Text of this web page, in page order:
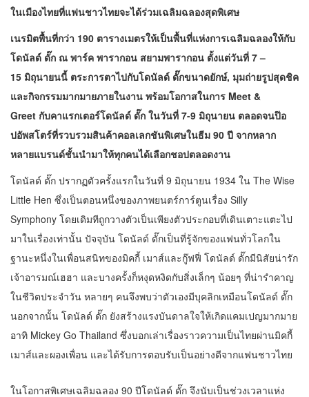
ในเมืองไทยที่แฟนชาวไทยจะได้ร่วมเฉลิมฉลองสุดพิเศษ
เนรมิตพื้นที่กว่า 190 ตารางเมตรให้เป็นพื้นที่แห่งการเฉลิมฉลองให้กับ
โดนัลด์ ดั๊ก ณ พาร์ค พารากอน สยามพารากอน ตั้งแต่วันที่ 7 –
15 มิถุนายนนี้ ตระการตาไปกับโดนัลด์ ดั๊กขนาดยักษ์, มุมถ่ายรูปสุดชิค
และกิจกรรมมากมายภายในงาน พร้อมโอกาสในการ Meet &
Greet กับคาแรกเตอร์โดนัลด์ ดั๊ก ในวันที่ 7-9 มิถุนายน ตลอดจนป๊อ
ปอัพสโตร์ที่รวบรวมสินค้าคอลเลกชันพิเศษในธีม 90 ปี จากหลาก
หลายแบรนด์ชั้นนำมาให้ทุกคนได้เลือกชอปตลอดงาน
โดนัลด์ ดั๊ก ปรากฏตัวครั้งแรกในวันที่ 9 มิถุนายน 1934 ใน The Wise
Little Hen ซึ่งเป็นตอนหนึ่งของภาพยนตร์การ์ตูนเรื่อง Silly
Symphony โดยเดิมทีถูกวางตัวเป็นเพียงตัวประกอบที่เดินเตาะแตะไป
มาในเรื่องเท่านั้น ปัจจุบัน โดนัลด์ ดั๊กเป็นที่รู้จักของแฟนทั่วโลกใน
ฐานะหนึ่งในเพื่อนสนิทของมิคกี้ เมาส์และกู๊ฟฟี่ โดนัลด์ ดั๊กมีนิสัยน่ารัก
เจ้าอารมณ์เฮฮา และบางครั้งก็หงุดหงิดกับสิ่งเล็กๆ น้อยๆ ที่น่ารำคาญ
ในชีวิตประจำวัน หลายๆ คนจึงพบว่าตัวเองมีบุคลิกเหมือนโดนัลด์ ดั๊ก
นอกจากนั้น โดนัลด์ ดั๊ก ยังสร้างแรงบันดาลใจให้เกิดแคมเปญมากมาย
อาทิ Mickey Go Thailand ซึ่งบอกเล่าเรื่องราวความเป็นไทยผ่านมิคกี้
เมาส์และผองเพื่อน และได้รับการตอบรับเป็นอย่างดีจากแฟนชาวไทย
ในโอกาสพิเศษเฉลิมฉลอง 90 ปีโดนัลด์ ดั๊ก จึงนับเป็นช่วงเวลาแห่ง